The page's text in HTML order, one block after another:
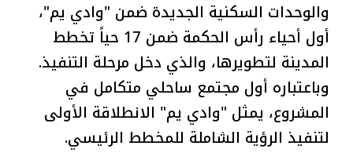
والوحدات السكنية الجديدة ضمن "وادي يم"،
أول أحياء رأس الحكمة ضمن 17 حياً تخطط
المدينة لتطويرها، والذي دخل مرحلة التنفيذ.
وباعتباره أول مجتمع ساحلي متكامل في
المشروع، يمثل "وادي يم" الانطلاقة الأولى
لتنفيذ الرؤية الشاملة للمخطط الرئيسي.